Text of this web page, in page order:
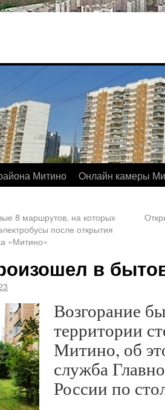
Митино Онлайн камеры
8 маршрутов, на которых
после открытия
«Митино»
в
Возгорание
территории
Митино, об
служба
России по